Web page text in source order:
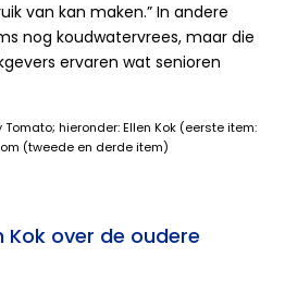
van kan maken.” In andere
nog koudwatervrees, maar die
ervaren wat senioren
hieronder: Ellen Kok (eerste item:
(tweede en derde item)
Kok over de oudere